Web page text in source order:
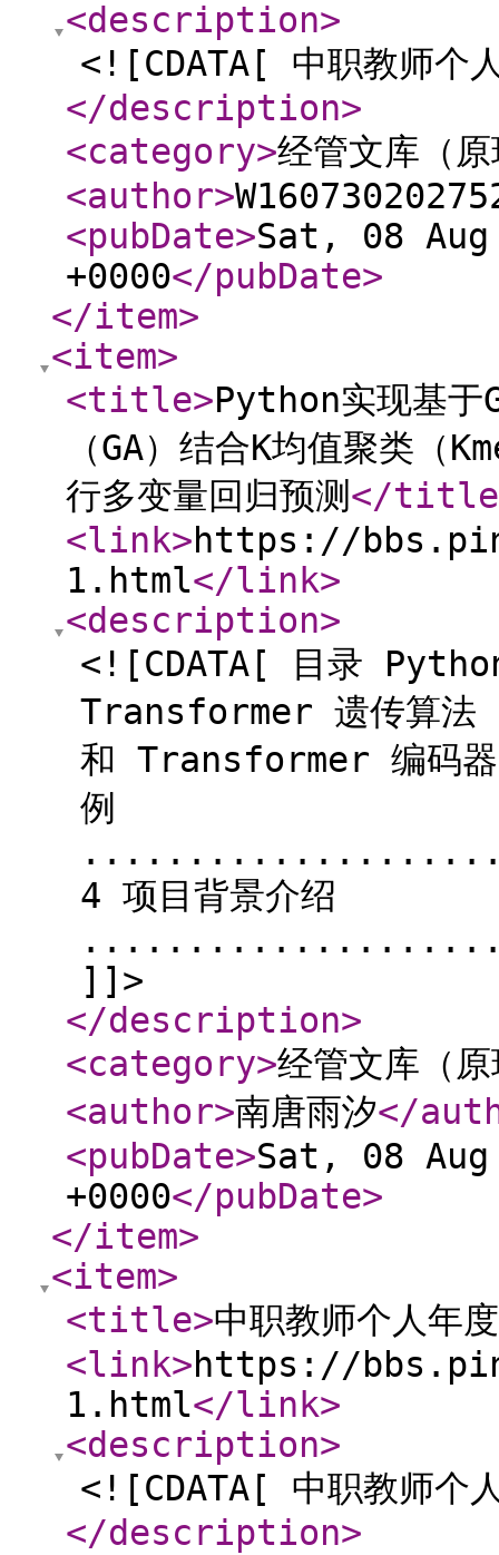
<description>
<![CDATA[ 中职教师个
</description>
<category>经管文库（
<author>
<pubDate>Sat, 08
+0000</pubDate>
</item>
<item>
<title>Python实现基
（GA）结合K均值聚类
行多变量回归预测 </title
<link>https://
1.html</link>
<description>
<![CDATA[ 目录
Transformer 遗传算法
和 Transformer 编码器
例
4 项目背景介绍
]]>
</description>
<category>经管文库（
<author>南唐雨汐</
<pubDate>Sat, 08
+0000</pubDate>
</item>
<item>
<title>中职教师个人年
<link>https://
1.html</link>
<description>
<![CDATA[ 中职教师个
</description>